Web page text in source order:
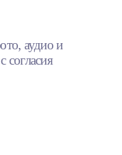
аудио и
согласия